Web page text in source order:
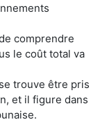
comprendre
le coût total va
trouve être pris
et il figure dans